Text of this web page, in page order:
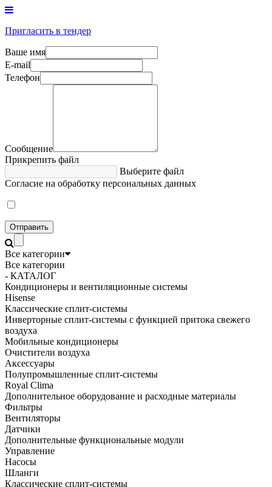
Пригласить в тендер
Ваше имя
E-mail
Телефон
Сообщение
Прикрепить файл
Выберите файл
Согласие на обработку персональных данных
Отправить
Все категории
Все категории
- КАТАЛОГ
Кондиционеры и вентиляционные системы
Hisense
Классические сплит-системы
Инверторные сплит-системы с функцией притока свежего
воздуха
Мобильные кондиционеры
Очистители воздуха
Аксессуары
Полупромышленные сплит-системы
Royal Clima
Дополнительное оборудование и расходные материалы
Фильтры
Вентиляторы
Датчики
Дополнительные функциональные модули
Управление
Насосы
Шланги
Классические сплит-системы